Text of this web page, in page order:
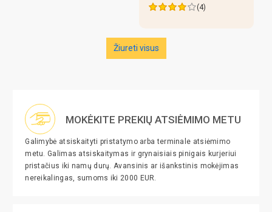
(4)
Žiureti visus
MOKĖKITE PREKIŲ ATSIĖMIMO METU
Galimybė atsiskaityti pristatymo arba terminale atsiėmimo
metu. Galimas atsiskaitymas ir grynaisiais pinigais kurjeriui
pristačius iki namų durų. Avansinis ar išankstinis mokėjimas
nereikalingas, sumoms iki 2000 EUR.